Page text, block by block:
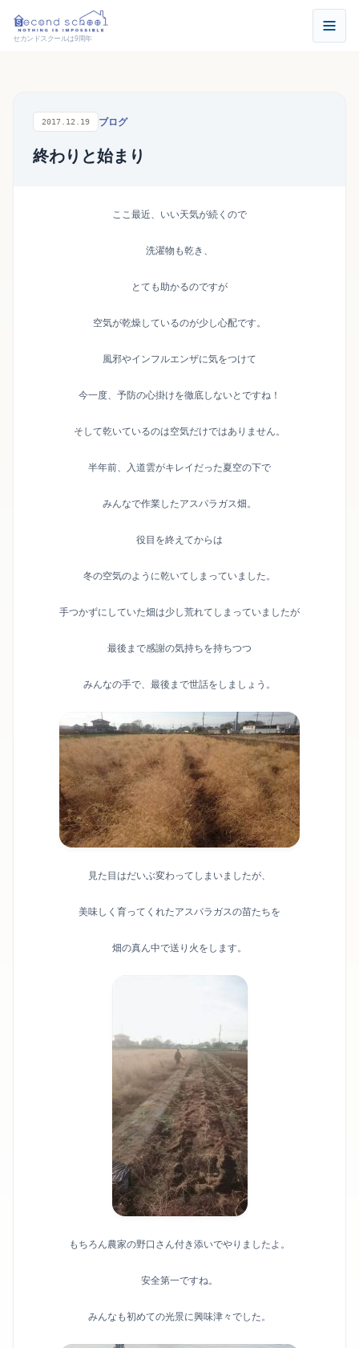
セカンドスクールは9周年
2017.12.19 ブログ
終わりと始まり
ここ最近、いい天気が続くので
洗濯物も乾き、
とても助かるのですが
空気が乾燥しているのが少し心配です。
風邪やインフルエンザに気をつけて
今一度、予防の心掛けを徹底しないとですね！
そして乾いているのは空気だけではありません。
半年前、入道雲がキレイだった夏空の下で
みんなで作業したアスパラガス畑。
役目を終えてからは
冬の空気のように乾いてしまっていました。
手つかずにしていた畑は少し荒れてしまっていましたが
最後まで感謝の気持ちを持ちつつ
みんなの手で、最後まで世話をしましょう。
見た目はだいぶ変わってしまいましたが、
美味しく育ってくれたアスパラガスの苗たちを
畑の真ん中で送り火をします。
もちろん農家の野口さん付き添いでやりましたよ。
安全第一ですね。
みんなも初めての光景に興味津々でした。